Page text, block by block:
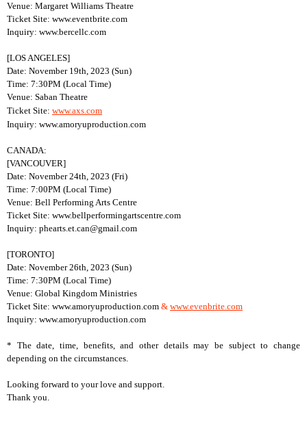
Venue: Margaret Williams Theatre
Ticket Site: www.eventbrite.com
Inquiry: www.bercellc.com
[LOS ANGELES]
Date: November 19th, 2023 (Sun)
Time: 7:30PM (Local Time)
Venue: Saban Theatre
Ticket Site: www.axs.com
Inquiry: www.amoryuproduction.com
CANADA:
[VANCOUVER]
Date: November 24th, 2023 (Fri)
Time: 7:00PM (Local Time)
Venue: Bell Performing Arts Centre
Ticket Site: www.bellperformingartscentre.com
Inquiry: phearts.et.can@gmail.com
[TORONTO]
Date: November 26th, 2023 (Sun)
Time: 7:30PM (Local Time)
Venue: Global Kingdom Ministries
Ticket Site: www.amoryuproduction.com & www.evenbrite.com
Inquiry: www.amoryuproduction.com
* The date, time, benefits, and other details may be subject to change
depending on the circumstances.
Looking forward to your love and support.
Thank you.